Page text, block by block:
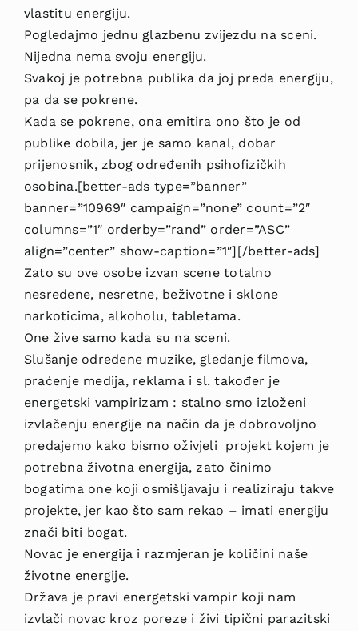
vlastitu energiju.
Pogledajmo jednu glazbenu zvijezdu na sceni.
Nijedna nema svoju energiju.
Svakoj je potrebna publika da joj preda energiju,
pa da se pokrene.
Kada se pokrene, ona emitira ono što je od
publike dobila, jer je samo kanal, dobar
prijenosnik, zbog određenih psihofizičkih
osobina.[better-ads type=”banner”
banner=”10969″ campaign=”none” count=”2″
columns=”1″ orderby=”rand” order=”ASC”
align=”center” show-caption=”1″][/better-ads]
Zato su ove osobe izvan scene totalno
nesređene, nesretne, beživotne i sklone
narkoticima, alkoholu, tabletama.
One žive samo kada su na sceni.
Slušanje određene muzike, gledanje filmova,
praćenje medija, reklama i sl. također je
energetski vampirizam : stalno smo izloženi
izvlačenju energije na način da je dobrovoljno
predajemo kako bismo oživjeli projekt kojem je
potrebna životna energija, zato činimo
bogatima one koji osmišljavaju i realiziraju takve
projekte, jer kao što sam rekao – imati energiju
znači biti bogat.
Novac je energija i razmjeran je količini naše
životne energije.
Država je pravi energetski vampir koji nam
izvlači novac kroz poreze i živi tipični parazitski